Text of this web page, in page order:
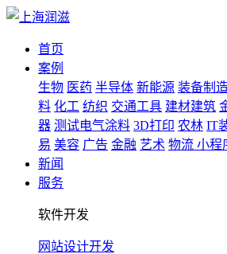
首页
案例
生物 医药 半导体 新能源 装备制
料 化工 纺织 交通工具 建材建筑
器 测试电气涂料 3D打印 农林 IT
易 美容 广告 金融 艺术 物流 小程
新闻
服务
软件开发
网站设计开发